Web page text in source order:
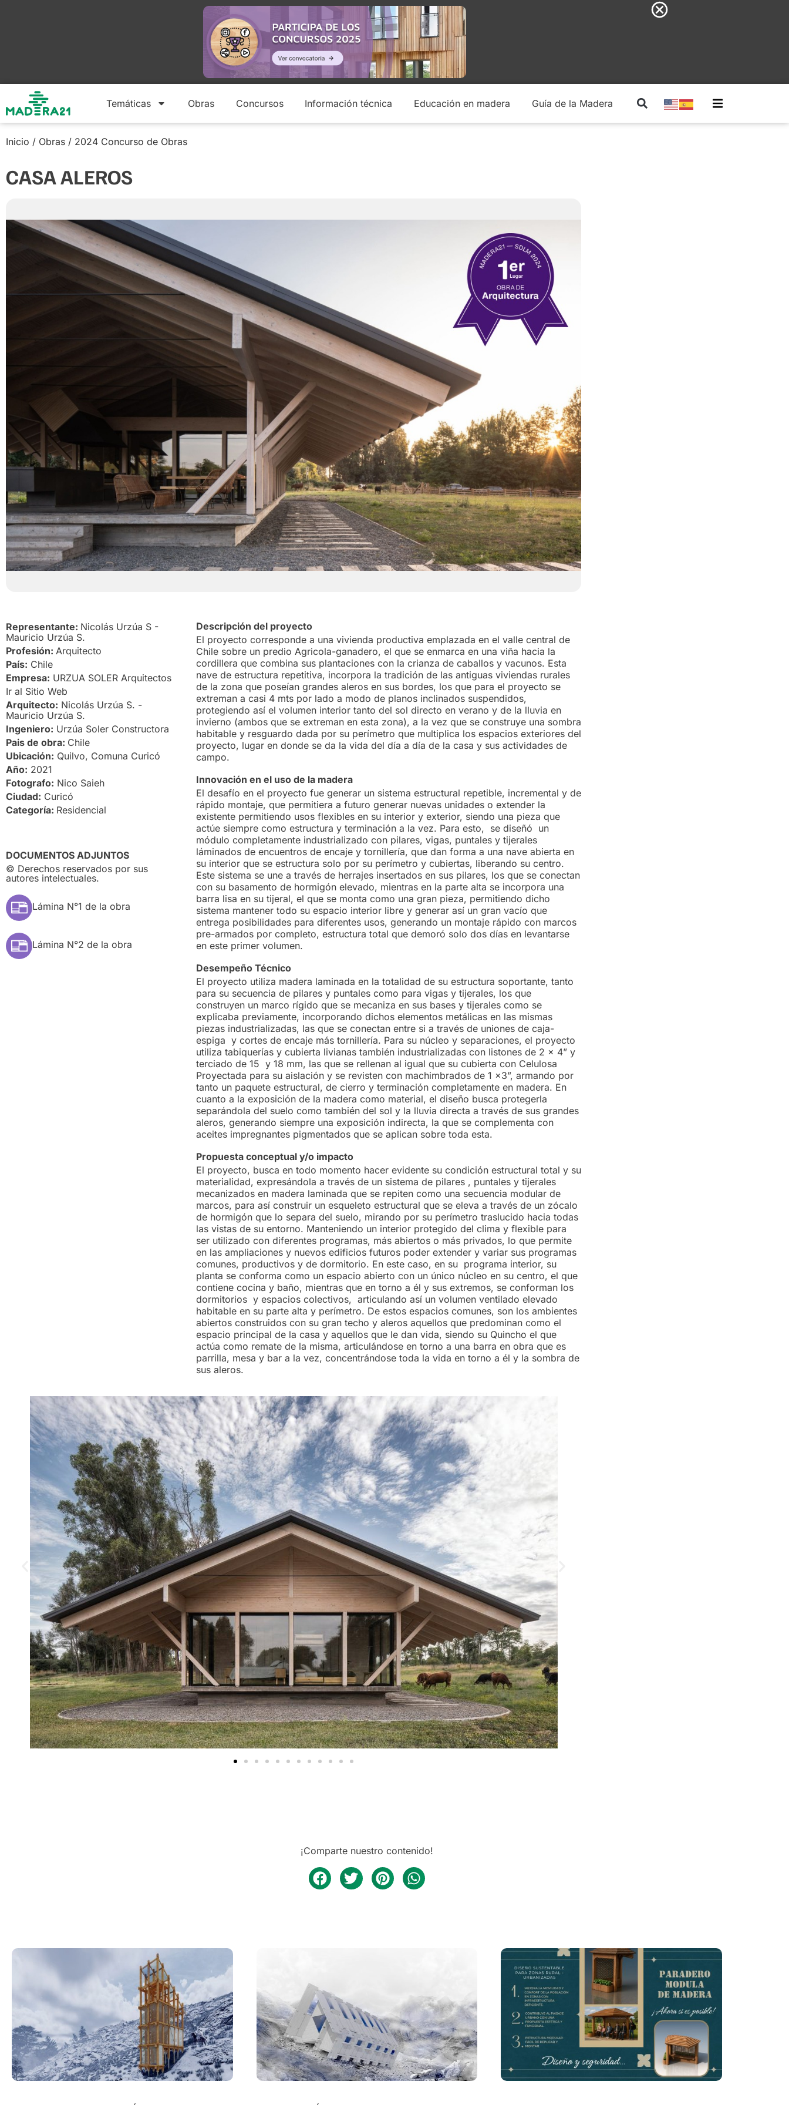
Temáticas Obras Concursos Información técnica Educación en madera Guía de la Madera
Inicio / Obras / 2024 Concurso de Obras
CASA ALEROS
Representante: Nicolás Urzúa S -
Mauricio Urzúa S.
Profesión: Arquitecto
País: Chile
Empresa: URZUA SOLER Arquitectos
Ir al Sitio Web
Arquitecto: Nicolás Urzúa S. -
Mauricio Urzúa S.
Ingeniero: Urzúa Soler Constructora
Pais de obra: Chile
Ubicación: Quilvo, Comuna Curicó
Año: 2021
Fotografo: Nico Saieh
Ciudad: Curicó
Categoría: Residencial
DOCUMENTOS ADJUNTOS
© Derechos reservados por sus
autores intelectuales.
Lámina N°1 de la obra
Lámina N°2 de la obra
Descripción del proyecto
El proyecto corresponde a una vivienda productiva emplazada en el valle central de
Chile sobre un predio Agricola-ganadero, el que se enmarca en una viña hacia la
cordillera que combina sus plantaciones con la crianza de caballos y vacunos. Esta
nave de estructura repetitiva, incorpora la tradición de las antiguas viviendas rurales
de la zona que poseían grandes aleros en sus bordes, los que para el proyecto se
extreman a casi 4 mts por lado a modo de planos inclinados suspendidos,
protegiendo así el volumen interior tanto del sol directo en verano y de la lluvia en
invierno (ambos que se extreman en esta zona), a la vez que se construye una sombra
habitable y resguardo dada por su perímetro que multiplica los espacios exteriores del
proyecto, lugar en donde se da la vida del día a día de la casa y sus actividades de
campo.
Innovación en el uso de la madera
El desafío en el proyecto fue generar un sistema estructural repetible, incremental y de
rápido montaje, que permitiera a futuro generar nuevas unidades o extender la
existente permitiendo usos flexibles en su interior y exterior, siendo una pieza que
actúe siempre como estructura y terminación a la vez. Para esto, se diseñó un
módulo completamente industrializado con pilares, vigas, puntales y tijerales
láminados de encuentros de encaje y tornillería, que dan forma a una nave abierta en
su interior que se estructura solo por su perímetro y cubiertas, liberando su centro.
Este sistema se une a través de herrajes insertados en sus pilares, los que se conectan
con su basamento de hormigón elevado, mientras en la parte alta se incorpora una
barra lisa en su tijeral, el que se monta como una gran pieza, permitiendo dicho
sistema mantener todo su espacio interior libre y generar así un gran vacío que
entrega posibilidades para diferentes usos, generando un montaje rápido con marcos
pre-armados por completo, estructura total que demoró solo dos días en levantarse
en este primer volumen.
Desempeño Técnico
El proyecto utiliza madera laminada en la totalidad de su estructura soportante, tanto
para su secuencia de pilares y puntales como para vigas y tijerales, los que
construyen un marco rígido que se mecaniza en sus bases y tijerales como se
explicaba previamente, incorporando dichos elementos metálicas en las mismas
piezas industrializadas, las que se conectan entre si a través de uniones de caja-
espiga y cortes de encaje más tornillería. Para su núcleo y separaciones, el proyecto
utiliza tabiquerías y cubierta livianas también industrializadas con listones de 2 x 4” y
terciado de 15 y 18 mm, las que se rellenan al igual que su cubierta con Celulosa
Proyectada para su aislación y se revisten con machimbrados de 1 x3”, armando por
tanto un paquete estructural, de cierro y terminación completamente en madera. En
cuanto a la exposición de la madera como material, el diseño busca protegerla
separándola del suelo como también del sol y la lluvia directa a través de sus grandes
aleros, generando siempre una exposición indirecta, la que se complementa con
aceites impregnantes pigmentados que se aplican sobre toda esta.
Propuesta conceptual y/o impacto
El proyecto, busca en todo momento hacer evidente su condición estructural total y su
materialidad, expresándola a través de un sistema de pilares , puntales y tijerales
mecanizados en madera laminada que se repiten como una secuencia modular de
marcos, para así construir un esqueleto estructural que se eleva a través de un zócalo
de hormigón que lo separa del suelo, mirando por su perímetro traslucido hacia todas
las vistas de su entorno. Manteniendo un interior protegido del clima y flexible para
ser utilizado con diferentes programas, más abiertos o más privados, lo que permite
en las ampliaciones y nuevos edificios futuros poder extender y variar sus programas
comunes, productivos y de dormitorio. En este caso, en su programa interior, su
planta se conforma como un espacio abierto con un único núcleo en su centro, el que
contiene cocina y baño, mientras que en torno a él y sus extremos, se conforman los
dormitorios y espacios colectivos, articulando así un volumen ventilado elevado
habitable en su parte alta y perímetro. De estos espacios comunes, son los ambientes
abiertos construidos con su gran techo y aleros aquellos que predominan como el
espacio principal de la casa y aquellos que le dan vida, siendo su Quincho el que
actúa como remate de la misma, articulándose en torno a una barra en obra que es
parrilla, mesa y bar a la vez, concentrándose toda la vida en torno a él y la sombra de
sus aleros.
¡Comparte nuestro contenido!